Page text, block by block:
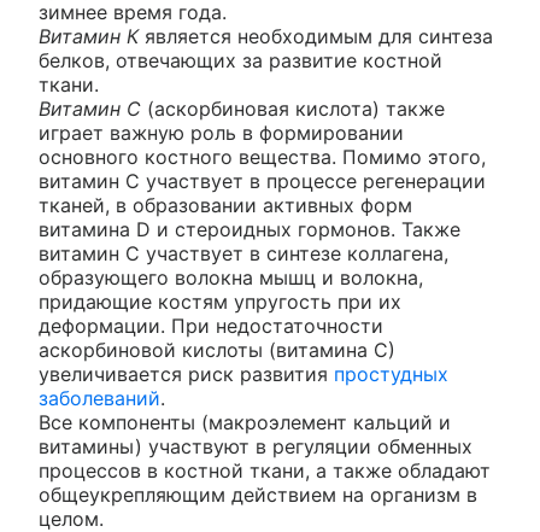
зимнее время года.
Витамин К является необходимым для синтеза
белков, отвечающих за развитие костной
ткани.
Витамин С (аскорбиновая кислота) также
играет важную роль в формировании
основного костного вещества. Помимо этого,
витамин С участвует в процессе регенерации
тканей, в образовании активных форм
витамина D и стероидных гормонов. Также
витамин С участвует в синтезе коллагена,
образующего волокна мышц и волокна,
придающие костям упругость при их
деформации. При недостаточности
аскорбиновой кислоты (витамина С)
увеличивается риск развития простудных
заболеваний.
Все компоненты (макроэлемент кальций и
витамины) участвуют в регуляции обменных
процессов в костной ткани, а также обладают
общеукрепляющим действием на организм в
целом.